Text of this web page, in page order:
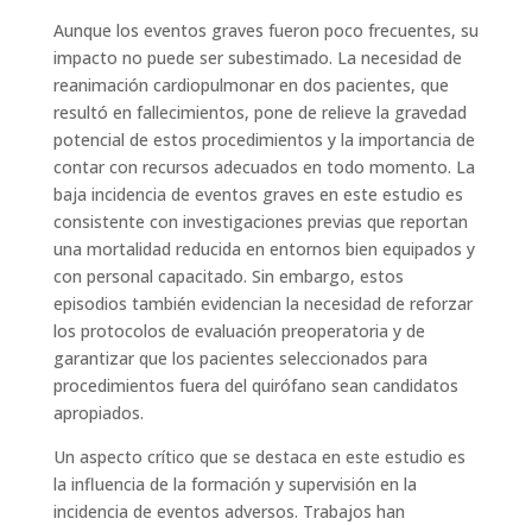
Aunque los eventos graves fueron poco frecuentes, su
impacto no puede ser subestimado. La necesidad de
reanimación cardiopulmonar en dos pacientes, que
resultó en fallecimientos, pone de relieve la gravedad
potencial de estos procedimientos y la importancia de
contar con recursos adecuados en todo momento. La
baja incidencia de eventos graves en este estudio es
consistente con investigaciones previas que reportan
una mortalidad reducida en entornos bien equipados y
con personal capacitado. Sin embargo, estos
episodios también evidencian la necesidad de reforzar
los protocolos de evaluación preoperatoria y de
garantizar que los pacientes seleccionados para
procedimientos fuera del quirófano sean candidatos
apropiados.
Un aspecto crítico que se destaca en este estudio es
la influencia de la formación y supervisión en la
incidencia de eventos adversos. Trabajos han